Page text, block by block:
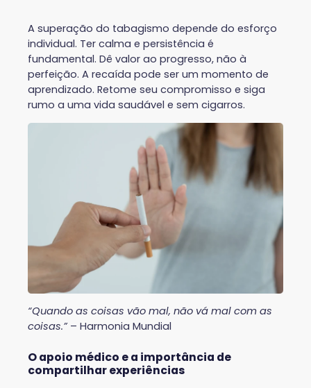
A superação do tabagismo depende do esforço
individual. Ter calma e persistência é
fundamental. Dê valor ao progresso, não à
perfeição. A recaída pode ser um momento de
aprendizado. Retome seu compromisso e siga
rumo a uma vida saudável e sem cigarros.
“Quando as coisas vão mal, não vá mal com as
coisas.”– Harmonia Mundial
O apoio médico e a importância de
compartilhar experiências